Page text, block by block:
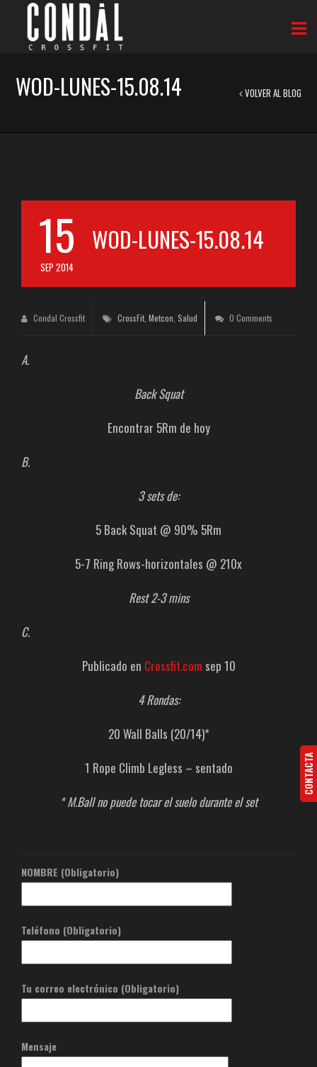
WOD-LUNES-15.08.14 VOLVER AL BLOG
15
SEP 2014
WOD-LUNES-15.08.14
Condal Crossfit CrossFit Metcon Salud 0 Comments
A.
Back Squat
Encontrar 5Rm de hoy
B.
3 sets de:
5 Back Squat @ 90% 5Rm
5-7 Ring Rows-horizontales @ 210x
Rest 2-3 mins
C.
Publicado en Crossfit.com sep 10
4 Rondas:
20 Wall Balls (20/14)*
1 Rope Climb Legless – sentado
* M.Ball no puede tocar el suelo durante el set
NOMBRE (Obligatorio)
Teléfono (Obligatorio)
Tu correo electrónico (Obligatorio)
Mensaje
CONTACTA